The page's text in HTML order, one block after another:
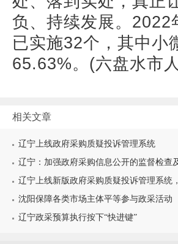
负、持续发展。2022
已实施32个，其中小
65.63%。(六盘水市
相关文章
辽宁上线政府采购质疑投诉管理系统
辽宁：加强政府采购信息公开的监督检查
辽宁上线新版政府采购质疑投诉管理系统
沈阳保障各类市场主体平等参与政采活动
辽宁政采预算执行按下“快进键”